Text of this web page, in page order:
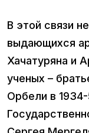
В этой связи
выдающихся
Хачатуряна и
ученых –
Орбели в